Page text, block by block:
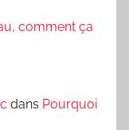
comment ça
dans Pourquoi